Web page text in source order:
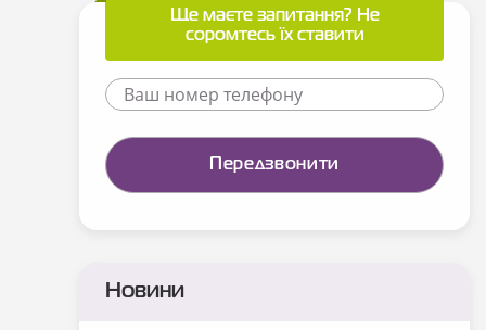
Ще маєте запитання? Не
соромтесь їх ставити
Новини